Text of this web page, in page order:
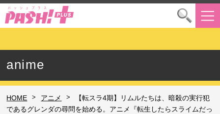
anime
HOME > アニメ >
【転スラ4期】リムルたちは、暗殺の実行犯
であるグレンダの尋問を始める。アニメ『転生したらスライムだっ